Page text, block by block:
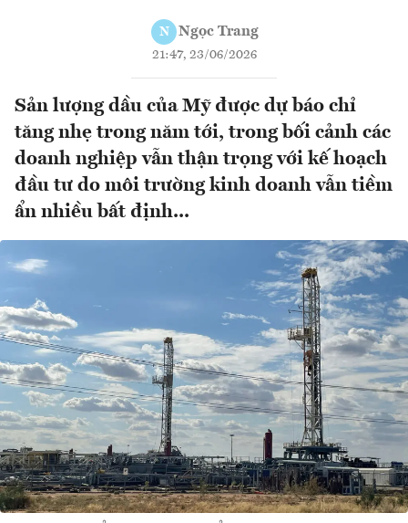
N Ngọc Trang
21:47, 23/06/2026
Sản lượng dầu của Mỹ được dự báo chỉ
tăng nhẹ trong năm tới, trong bối cảnh các
doanh nghiệp vẫn thận trọng với kế hoạch
đầu tư do môi trường kinh doanh vẫn tiềm
ẩn nhiều bất định...